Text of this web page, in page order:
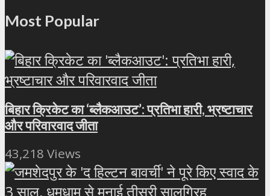
Most Popular
बिहार क्रिकेट का ‘ब्लैकआउट’: प्रतिभा हारी, भ्रष्टाचार
और परिवारवाद जीता
43,218 Views